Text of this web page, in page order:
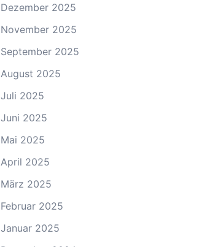
Dezember 2025
November 2025
September 2025
August 2025
Juli 2025
Juni 2025
Mai 2025
April 2025
März 2025
Februar 2025
Januar 2025